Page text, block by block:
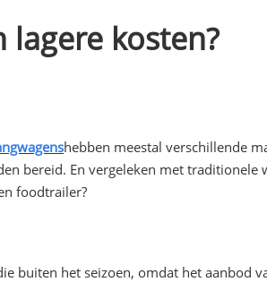
kosten?
hebben meestal verschillende
bereid. En vergeleken met traditionele
foodtrailer?
buiten het seizoen, omdat het aanbod